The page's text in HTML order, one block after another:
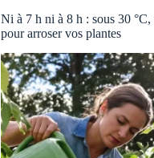
Ni à 7 h ni à 8 h : sous 30
pour arroser vos plantes